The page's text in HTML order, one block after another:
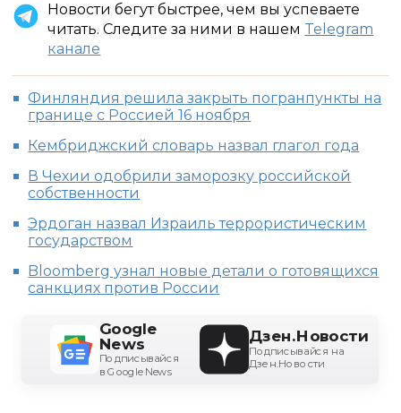
Новости бегут быстрее, чем вы успеваете
читать. Следите за ними в нашем Telegram
канале
Финляндия решила закрыть погранпункты на
границе с Россией 16 ноября
Кембриджский словарь назвал глагол года
В Чехии одобрили заморозку российской
собственности
Эрдоган назвал Израиль террористическим
государством
Bloomberg узнал новые детали о готовящихся
санкциях против России
Google
News
Подписывайся
в Google News
Дзен.Новости
Подписывайся на
Дзен.Новости